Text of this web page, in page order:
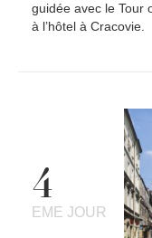
guidée avec le Tour
à l’hôtel à Cracovie.
4
EME JOUR